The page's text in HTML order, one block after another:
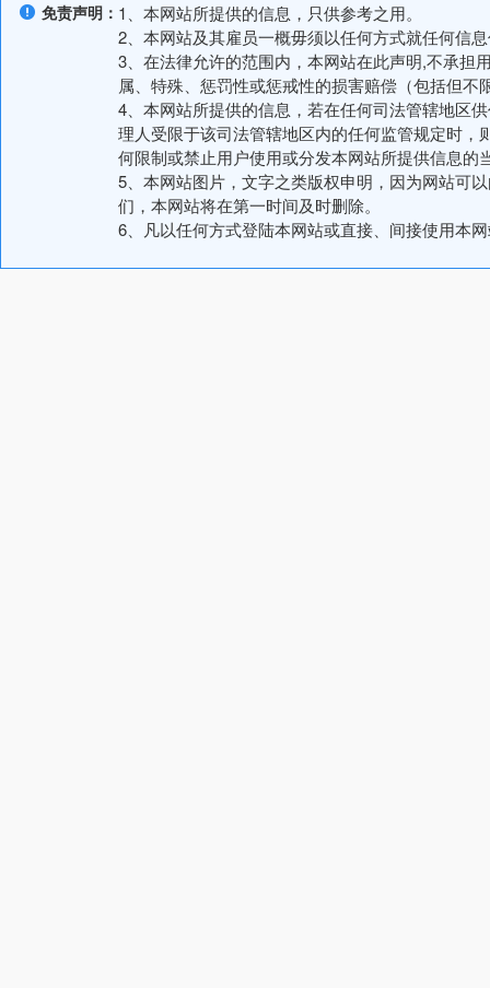
免责声明： 1、本网站所提供的信息，只供参考之用。
2、本网站及其雇员一概毋须以任何方式就任何信
3、在法律允许的范围内，本网站在此声明,不承担
属、特殊、惩罚性或惩戒性的损害赔偿（包括但
4、本网站所提供的信息，若在任何司法管辖地区
理人受限于该司法管辖地区内的任何监管规定时
何限制或禁止用户使用或分发本网站所提供信息的
5、本网站图片，文字之类版权申明，因为网站可
们，本网站将在第一时间及时删除。
6、凡以任何方式登陆本网站或直接、间接使用本